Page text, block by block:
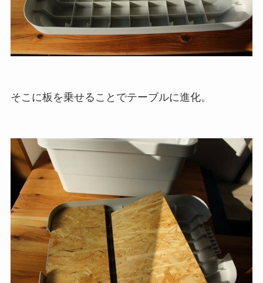
そこに板を乗せることでテーブルに進化。